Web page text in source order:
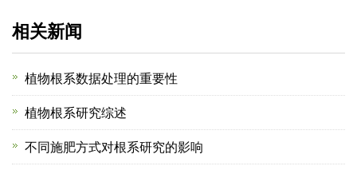
相关新闻
植物根系数据处理的重要性
植物根系研究综述
不同施肥方式对根系研究的影响